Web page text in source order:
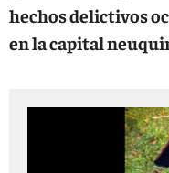
hechos delictivos
en la capital